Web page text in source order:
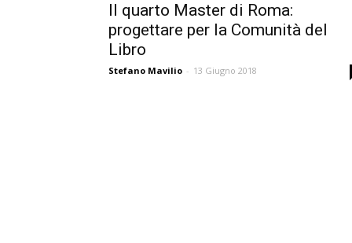
Il quarto Master di Roma:
progettare per la Comunità del
Libro
Stefano Mavilio - 13 Giugno 2018